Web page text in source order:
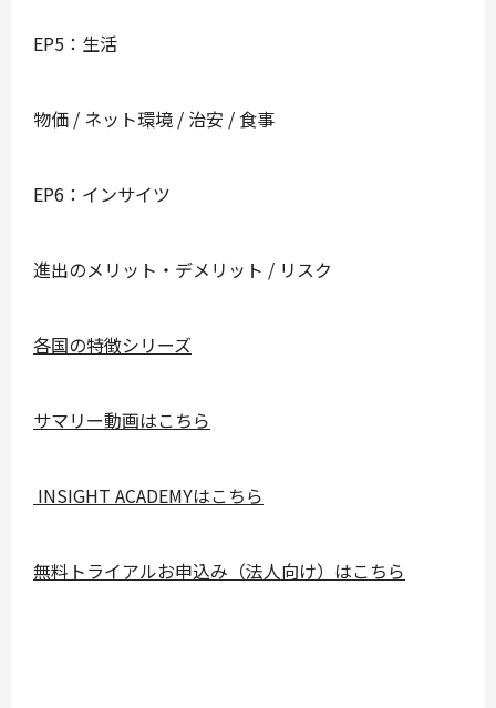
EP5：生活
物価 / ネット環境 / 治安 / 食事
EP6：インサイツ
進出のメリット・デメリット / リスク
各国の特徴シリーズ
サマリー動画はこちら
INSIGHT ACADEMYはこちら
無料トライアルお申込み（法人向け）はこちら